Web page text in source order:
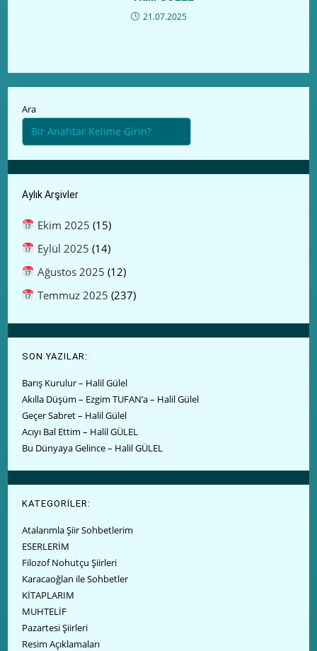
21.07.2025
Ara
Aylık Arşivler
Ekim 2025 (15)
Eylül 2025 (14)
Ağustos 2025 (12)
Temmuz 2025 (237)
SON YAZILAR:
Barış Kurulur – Halil Gülel
Akılla Düşüm – Ezgim TUFAN’a – Halil Gülel
Geçer Sabret – Halil Gülel
Acıyı Bal Ettim – Halil GÜLEL
Bu Dünyaya Gelince – Halil GÜLEL
KATEGORİLER:
Atalarımla Şiir Sohbetlerim
ESERLERİM
Filozof Nohutçu Şiirleri
Karacaoğlan ile Sohbetler
KİTAPLARIM
MUHTELİF
Pazartesi Şiirleri
Resim Açıklamaları